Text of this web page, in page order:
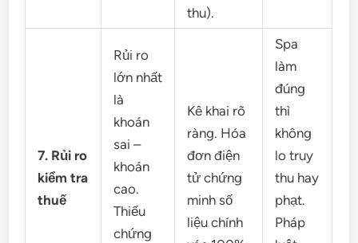
thu).
7. Rủi ro
kiểm tra
thuế
Rủi ro
lớn nhất
là
khoán
sai –
khoán
cao.
Thiếu
chứng
Kê khai rõ
ràng. Hóa
đơn điện
tử chứng
minh số
liệu chính
Spa
làm
đúng
thì
không
lo truy
thu hay
phạt.
Pháp